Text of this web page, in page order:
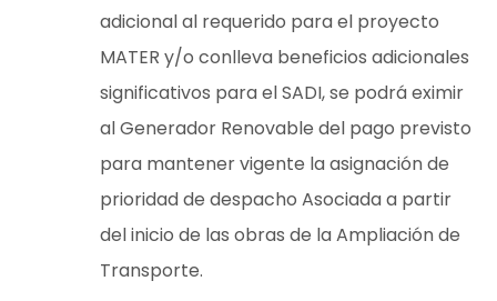
adicional al requerido para el proyecto
MATER y/o conlleva beneficios adicionales
significativos para el SADI, se podrá eximir
al Generador Renovable del pago previsto
para mantener vigente la asignación de
prioridad de despacho Asociada a partir
del inicio de las obras de la Ampliación de
Transporte.